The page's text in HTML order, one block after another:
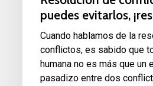
puedes evitarlos,
Cuando hablamos de la
conflictos, es sabido que
humana no es más que un
pasadizo entre dos